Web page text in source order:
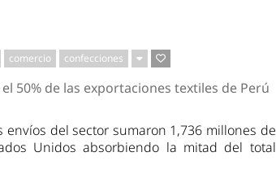
Inversiones
Actualidad
Minería
comercio confecciones
50% de las exportaciones textiles de Perú
del sector sumaron 1,736 millones de
Unidos absorbiendo la mitad del total